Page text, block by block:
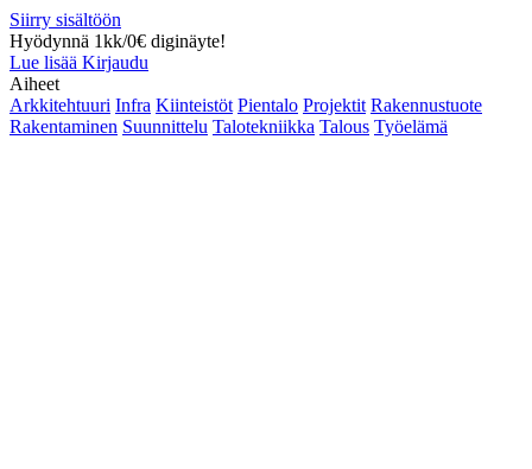
Siirry sisältöön
Hyödynnä 1kk/0€ diginäyte!
Lue lisää Kirjaudu
Aiheet
Arkkitehtuuri Infra Kiinteistöt Pientalo Projektit Rakennustuote
Rakentaminen Suunnittelu Talotekniikka Talous Työelämä